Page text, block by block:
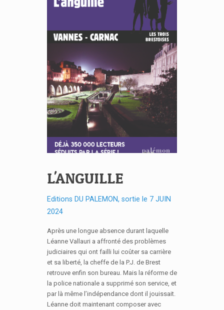
L'ANGUILLE
Editions DU PALEMON, sortie le 7 JUIN
2024
Après une longue absence durant laquelle
Léanne Vallauri a affronté des problèmes
judiciaires qui ont failli lui coûter sa carrière
et sa liberté, la cheffe de la P.J. de Brest
retrouve enfin son bureau. Mais la réforme de
la police nationale a supprimé son service, et
par là même l’indépendance dont il jouissait.
Léanne doit maintenant composer avec